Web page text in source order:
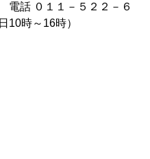
電話 ０１１－５２２－６
10時～16時）